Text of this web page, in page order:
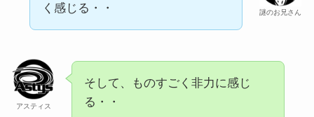
謎のお兄さん
く感じる・・
アスティス
そして、ものすごく非力に感じ
る・・